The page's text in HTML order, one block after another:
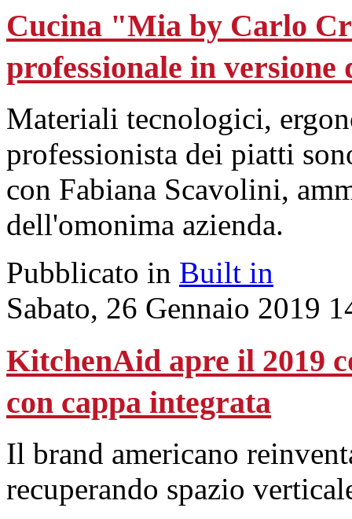
Cucina "Mia by Carlo
professionale in versione
Materiali tecnologici,
professionista dei piatti
con Fabiana Scavolini,
dell'omonima azienda.
Pubblicato in Built in
Sabato, 26 Gennaio 2019
KitchenAid apre il 2019
con cappa integrata
Il brand americano
recuperando spazio